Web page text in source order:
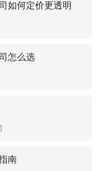
如何定价更透明
怎么选
南